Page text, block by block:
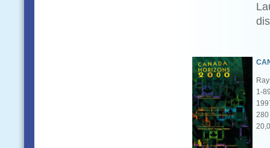
1-
280